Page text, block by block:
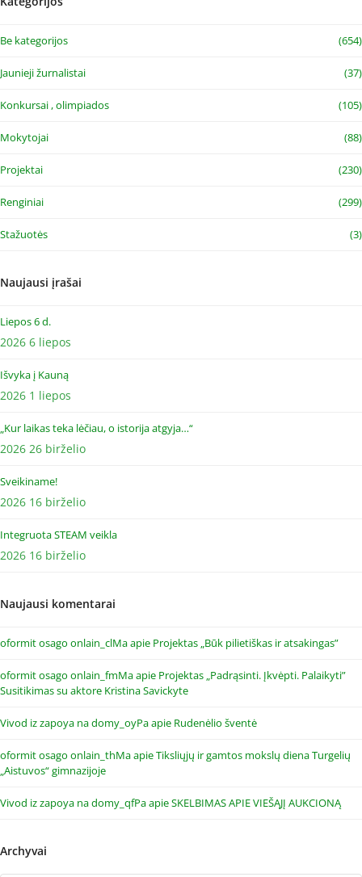
Be kategorijos (654)
Jaunieji žurnalistai (37)
Konkursai , olimpiados (105)
Mokytojai (88)
Projektai (230)
Renginiai (299)
Stažuotės (3)
Naujausi įrašai
Liepos 6 d.
2026 6 liepos
Išvyka į Kauną
2026 1 liepos
„Kur laikas teka lėčiau, o istorija atgyja…“
2026 26 birželio
Sveikiname!
2026 16 birželio
Integruota STEAM veikla
2026 16 birželio
Naujausi komentarai
oformit osago onlain_clMaapie Projektas „Būk pilietiškas ir atsakingas”
oformit osago onlain_fmMaapie Projektas „Padrąsinti. Įkvėpti. Palaikyti”
Susitikimas su aktore Kristina Savickyte
Vivod iz zapoya na domy_oyPaapie Rudenėlio šventė
oformit osago onlain_thMaapieTiksliųjų ir gamtos mokslų diena Turgelių
„Aistuvos“ gimnazijoje
Vivod iz zapoya na domy_qfPaapieSKELBIMAS APIE VIEŠĄJĮ AUKCIONĄ
Archyvai